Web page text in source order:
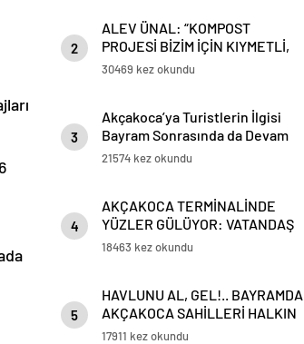
2
ALEV ÜNAL: “KOMPOST
PROJESİ BİZİM İÇİN KIYMETLİ,
ÜRETİME GEÇECEĞİZ”
30469 kez okundu
3
Akçakoca’ya Turistlerin İlgisi
Bayram Sonrasında da Devam
Ediyor
21574 kez okundu
4
AKÇAKOCA TERMİNALİNDE
YÜZLER GÜLÜYOR: VATANDAŞ
VE ESNAFTAN ‘DEĞİŞİME’ TAM
18463 kez okundu
5
HAVLUNU AL, GEL!.. BAYRAMDA
AKÇAKOCA SAHİLLERİ HALKIN
HİZMETİNDE
17911 kez okundu